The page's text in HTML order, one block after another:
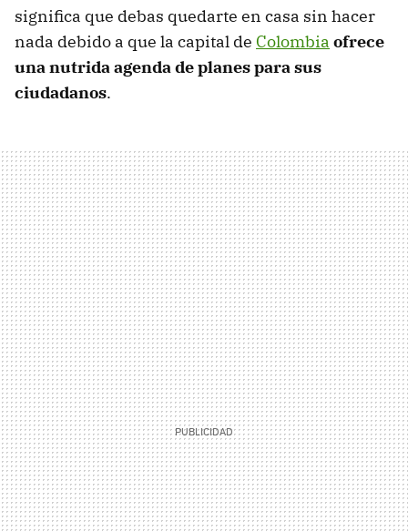
significa que debas quedarte en casa sin hacer
nada debido a que la capital de Colombia ofrece
una nutrida agenda de planes para sus
ciudadanos.